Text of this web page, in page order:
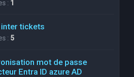
: 1
tickets
: 5
mot de passe
Entra ID azure AD